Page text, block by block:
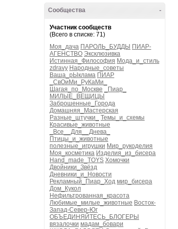
-
Сообщества
Участник сообществ
(Всего в списке: 71)
Моя_дача ПАРОЛЬ_БУДДЫ ПИАР-
АГЕНСТВО Эксклюзивка
Истинная_Философия Мода_и_стиль
zdravy Народные_советы
Ваша_рЫклама ПИАР
_СвОиМи_РуКаМи_
Шагая_по_Москве
_Пиар_
МИЛЫЕ_ВЕЩИЦЫ
Заброшенные_Города
Домашняя_Мастерская
Разные_штучки_
Темы_и_схемы
Красивые_животные
_Все__Для__Днева_
Птицы_и_животные
полезные_игрушки Мир_рукоделия
Моя_косметика Изделия_из_бисера
Hand_made_TOYS Хомочки
Двойники_Звёзд
Дневники_и_Новости
Рекламный_Пиар_Ход мир_бисера
Дом_Кукол
Нефильтрованная_красота
Любимые_милые_животные Восток-
Запад-Север-Юг
ОБЪЕДИНЯЙТЕСЬ_БЛОГЕРЫ
вязалочки мадам_бовари